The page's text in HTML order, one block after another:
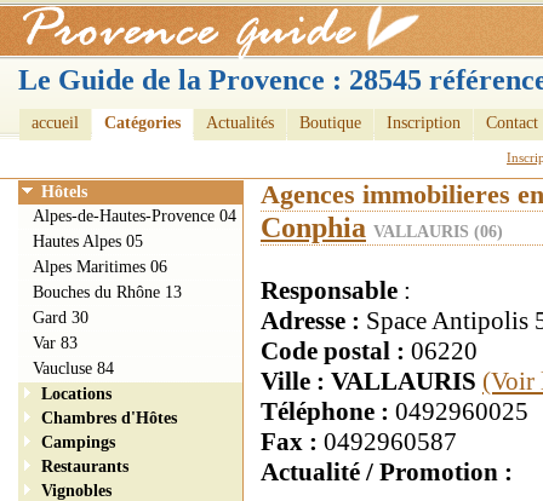
Le Guide de la Provence : 28545
accueil Catégories Actualités Boutique Inscription Contact
Agences immobilieres
Conphia VALLAURIS (06)
Responsable :
Adresse : Space Antipolis
Code postal : 06220
Ville : VALLAURIS (Voir
Téléphone : 0492960025
Fax : 0492960587
Actualité / Promotion :
Hôtels
Alpes-de-Hautes-Provence 04
Hautes Alpes 05
Alpes Maritimes 06
Bouches du Rhône 13
Gard 30
Var 83
Vaucluse 84
Locations
Chambres d'Hôtes
Campings
Restaurants
Vignobles